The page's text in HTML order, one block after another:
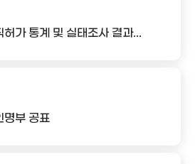
가 통계 및 실태조사 결과...
명부 공표